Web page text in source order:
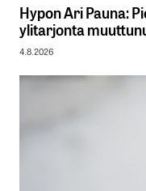
Hypon Ari Pauna:
ylitarjonta
4.8.2026